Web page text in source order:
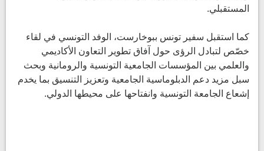
المستقبلي.
كما استقبل سفير تونس ببوخارست، الوفد التونسي في لقاء
خصّص لتبادل الرؤى حول آفاق تطوير التعاون الأكاديمي
والعلمي بين المؤسسات الجامعية التونسية والرومانية وبحث
سبل مزيد دعم الدبلوماسية الجامعية وتعزيز التنسيق بما يخدم
إشعاع الجامعة التونسية وانفتاحها على محيطها الدولي.